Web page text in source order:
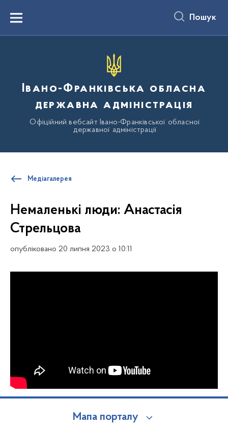
вмістуMenu Пошук
Івано-Франківська обласна
державна адміністрація
Офіційний вебсайт Івано-Франківської обласної
державної адміністрації
Медіагалерея
Немаленькі люди: Анастасія
Стрельцова
опубліковано 20 липня 2023 о 10:11
Мапа порталу